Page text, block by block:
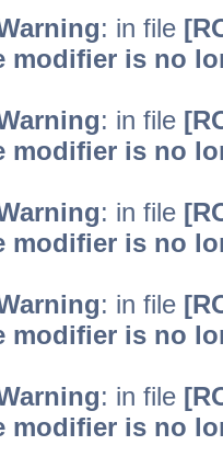
: in file
modifier is no
: in file
modifier is no
: in file
modifier is no
: in file
modifier is no
: in file
modifier is no